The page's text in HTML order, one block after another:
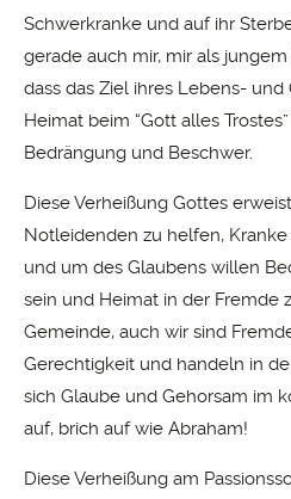
Schwerkranke und auf ihr
gerade auch mir, mir als
dass das Ziel ihres Lebens-
Heimat beim “Gott alles
Bedrängung und Beschwer.
Diese Verheißung Gottes
Notleidenden zu helfen,
und um des Glaubens willen
sein und Heimat in der Fremde
Gemeinde, auch wir sind
Gerechtigkeit und handeln in
sich Glaube und Gehorsam im
auf, brich auf wie Abraham!
Diese Verheißung am